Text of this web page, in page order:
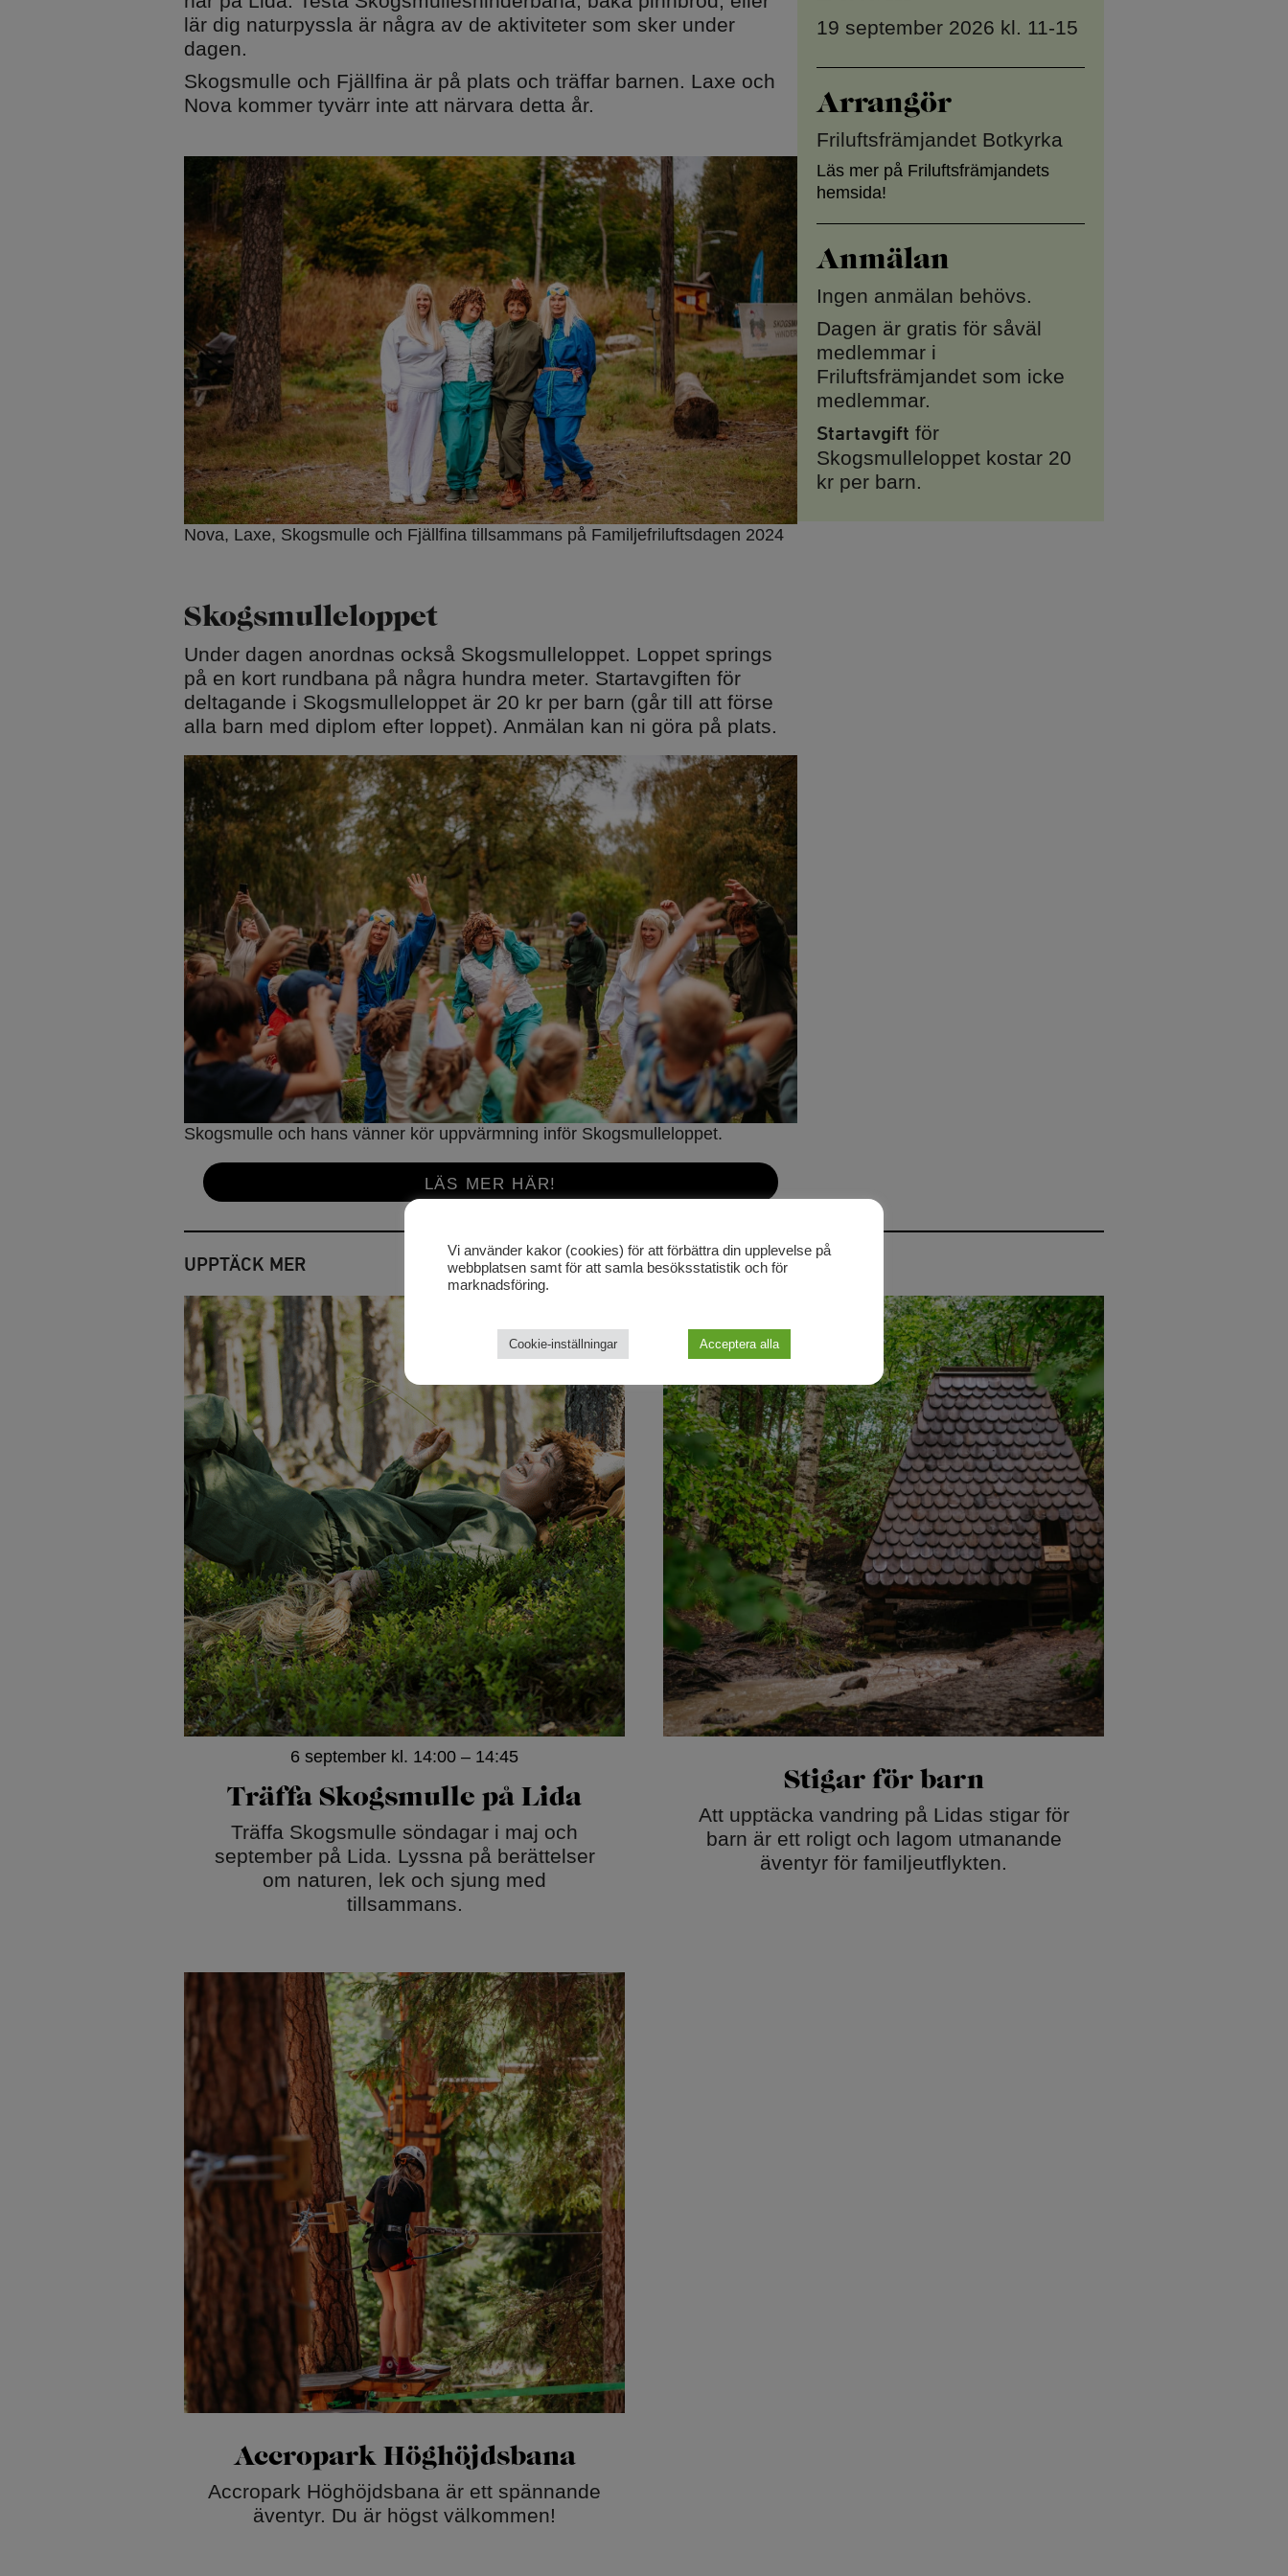
Stugor och vandrarhem
Tältning och vindskydd
Raststugan Naturport
Parkering
Omklädningsrum och
bastu
lär dig naturpyssla är några av de aktiviteter som sker under
dagen.
Skogsmulle och Fjällfina är på plats och träffar barnen. Laxe och
Nova kommer tyvärr inte att närvara detta år.
Nova, Laxe, Skogsmulle och Fjällfina tillsammans på Familjefriluftsdagen 2024
Skogsmulleloppet
Under dagen anordnas också Skogsmulleloppet. Loppet springs
på en kort rundbana på några hundra meter. Startavgiften för
deltagande i Skogsmulleloppet är 20 kr per barn (går till att förse
alla barn med diplom efter loppet). Anmälan kan ni göra på plats.
Skogsmulle och hans vänner kör uppvärmning inför Skogsmulleloppet.
LÄS MER HÄR!
19 september 2026 kl. 11-15
Arrangör
Friluftsfrämjandet Botkyrka
Läs mer på Friluftsfrämjandets
hemsida!
Anmälan
Ingen anmälan behövs.
Dagen är gratis för såväl
medlemmar i
Friluftsfrämjandet som icke
medlemmar.
Startavgift för
Skogsmulleloppet kostar 20
kr per barn.
UPPTÄCK MER
6 september kl. 14:00 – 14:45
Träffa Skogsmulle på Lida
Träffa Skogsmulle söndagar i maj och
september på Lida. Lyssna på berättelser
om naturen, lek och sjung med
tillsammans.
Stigar för barn
Att upptäcka vandring på Lidas stigar för
barn är ett roligt och lagom utmanande
äventyr för familjeutflykten.
Accropark Höghöjdsbana
Accropark Höghöjdsbana är ett spännande
äventyr. Du är högst välkommen!
Vi använder kakor (cookies) för att förbättra din upplevelse på
webbplatsen samt för att samla besöksstatistik och för
marknadsföring.
Cookie-inställningar Acceptera alla